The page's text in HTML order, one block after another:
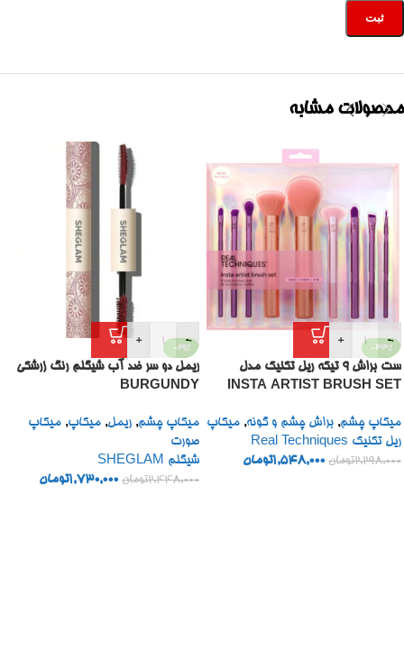
محصولات مشابه
-33%
-
+
ست براش 9 تیکه ریل تکنیک مدل
INSTA ARTIST BRUSH SET
میکاپ چشم, براش چشم و گونه, میکاپ
ریل تکنیک Real Techniques
2,298,000تومان 1,548,000تومان
-29%
-
+
ریمل دو سر ضد آب شیگلم رنگ زرشکی
BURGUNDY
میکاپ چشم, ریمل, میکاپ, میکاپ
صورت
شیگلم SHEGLAM
2,448,000تومان 1,730,000تومان